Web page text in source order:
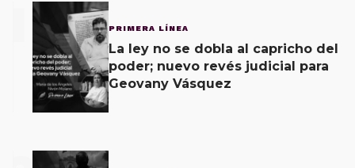
PRIMERA LÍNEA
La ley no se dobla al capricho del
poder; nuevo revés judicial para
Geovany Vásquez